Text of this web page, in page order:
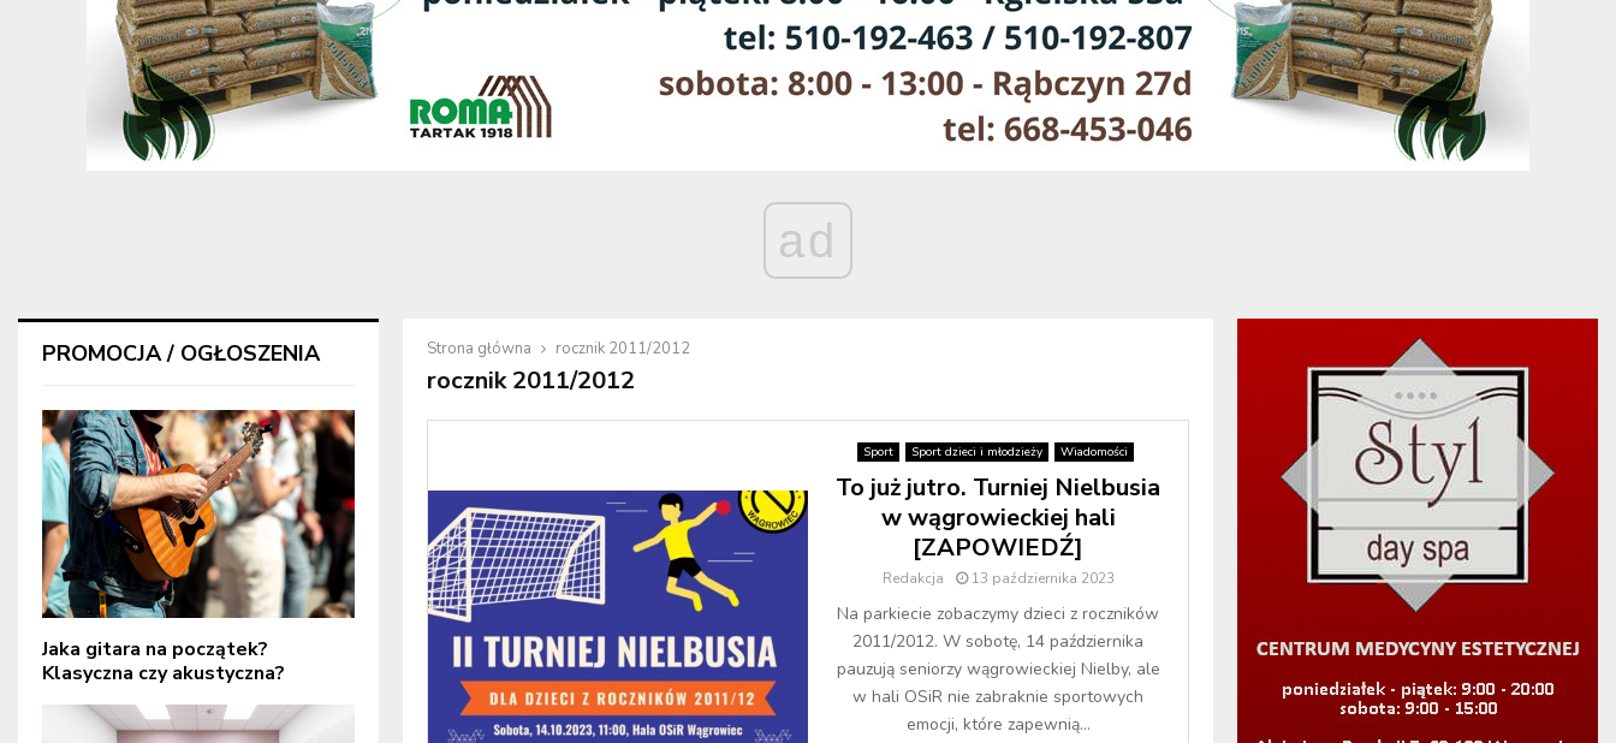
ad
Strona główna rocznik 2011/2012
rocznik 2011/2012
Sport Sport dzieci i młodzieży Wiadomości
To już jutro. Turniej Nielbusia
w wągrowieckiej hali
[ZAPOWIEDŹ]
Redakcja 13 października 2023
Na parkiecie zobaczymy dzieci z roczników
2011/2012. W sobotę, 14 października
pauzują seniorzy wągrowieckiej Nielby, ale
w hali OSiR nie zabraknie sportowych
emocji, które zapewnią...
PROMOCJA / OGŁOSZENIA
Jaka gitara na początek?
Klasyczna czy akustyczna?